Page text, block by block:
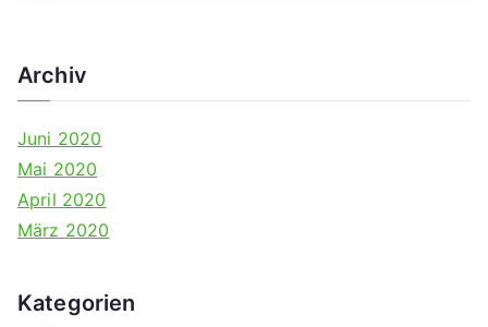
Archiv
Juni 2020
Mai 2020
April 2020
März 2020
Kategorien